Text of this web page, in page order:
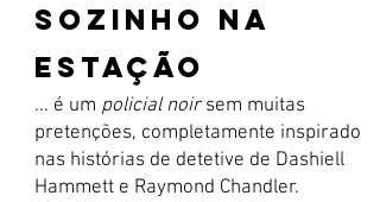
SOZINHO NA
ESTAÇÃO
... é um policial noirsem muitas
pretenções, completamente inspirado
nas histórias de detetive de Dashiell
Hammett e Raymond Chandler.